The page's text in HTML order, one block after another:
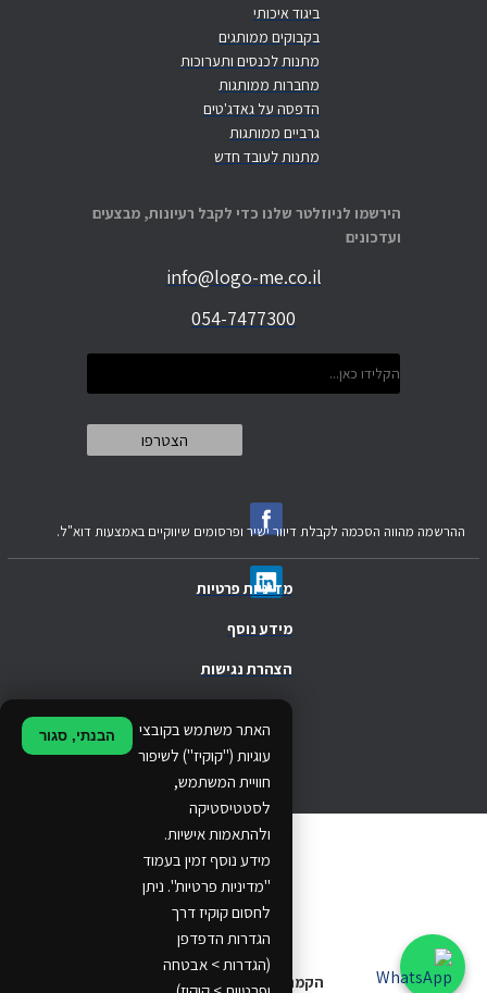
ביגוד איכותי
בקבוקים ממותגים
מתנות לכנסים ותערוכות
מחברות ממותגות
הדפסה על גאדג'טים
גרביים ממותגות
מתנות לעובד חדש
הירשמו לניוזלטר שלנו כדי לקבל רעיונות, מבצעים
ועדכונים
info@logo-me.co.il
054-7477300
מדיניות פרטיות
האתר משתמש בקובצי
עוגיות ("קוקיז") לשיפור
חוויית המשתמש,
לסטטיסטיקה
ולהתאמות אישיות.
מידע נוסף זמין בעמוד
"מדיניות פרטיות". ניתן
לחסום קוקיז דרך
הגדרות הדפדפן
(הגדרות > אבטחה
הבנתי, סגור
מידע נוסף
.
הצהרת נגישות
ההרשמה מהווה הסכמה לקבלת דיוור ישיר ופרסומים שיווקיים באמצעות דוא"ל.
© 2024 Ethos Business. All rights reserved.
..
...
הקמת אתרים